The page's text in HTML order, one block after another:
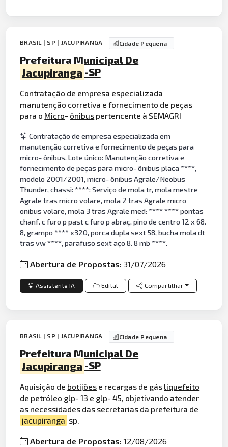
BRASIL | SP | JACUPIRANGA Cidade Pequena
Prefeitura Municipal De
Jacupiranga -SP
Contratação de empresa especializada
manutenção corretiva e fornecimento de peças
para o Micro- ônibus pertencente à SEMAGRI
Contratação de empresa especializada em
manutenção corretiva e fornecimento de peças para
micro- ônibus. Lote único: Manutenção corretiva e
fornecimento de peças para micro- ônibus placa ****,
modelo 2001/2001, micro- ônibus Agrale/Neobus
Thunder, chassi: ****: Serviço de mola tr, mola mestre
Agrale tras micro volare, mola 2 tras Agrale micro
onibus volare, mola 3 tras Agrale med: **** **** pontas
chanf. c furo p past c furo p abraç, pino de centro 12 x 68.
8, grampo **** x320, porca dupla sext 58, bucha mola dt
tras vw ****, parafuso sext aço 8. 8 mb ****.
Abertura de Propostas:31/07/2026
Assistente IA Edital Compartilhar
BRASIL | SP | JACUPIRANGA Cidade Pequena
Prefeitura Municipal De
Jacupiranga -SP
Aquisição de botijões e recargas de gás liquefeito
de petróleo glp- 13 e glp- 45, objetivando atender
as necessidades das secretarias da prefeitura de
jacupiranga sp.
Abertura de Propostas:12/08/2026